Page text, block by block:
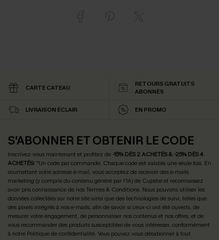
CARTE CATEAU
RETOURS GRATUITS
ABONNÉS
LIVRAISON ÉCLAIR EN PROMO
S'ABONNER ET OBTENIR LE CODE
Inscrivez-vous maintenant et profitez de -15% DÈS 2 ACHETÉS & -25% DÈS 4
ACHETÉS! *Un code par commande. Chaque code est valable une seule fois. En
soumettant votre adresse e-mail, vous acceptez de recevoir des e-mails
marketing (y compris du contenu généré par l'IA) de Cupshe et reconnaissez
avoir pris connaissance de nosTermes & Conditions. Nous pouvons utiliser les
données collectées sur notre site ainsi que des technologies de suivi, telles que
des pixels intégrés à nos e-mails, afin de savoir si ceux-ci ont été ouverts, de
mesurer votre engagement, de personnaliser nos contenus et nos offres, et de
vous recommander des produits susceptibles de vous intéresser, conformément
à notre Politique de confidentialité. Vous pouvez vous désabonner à tout